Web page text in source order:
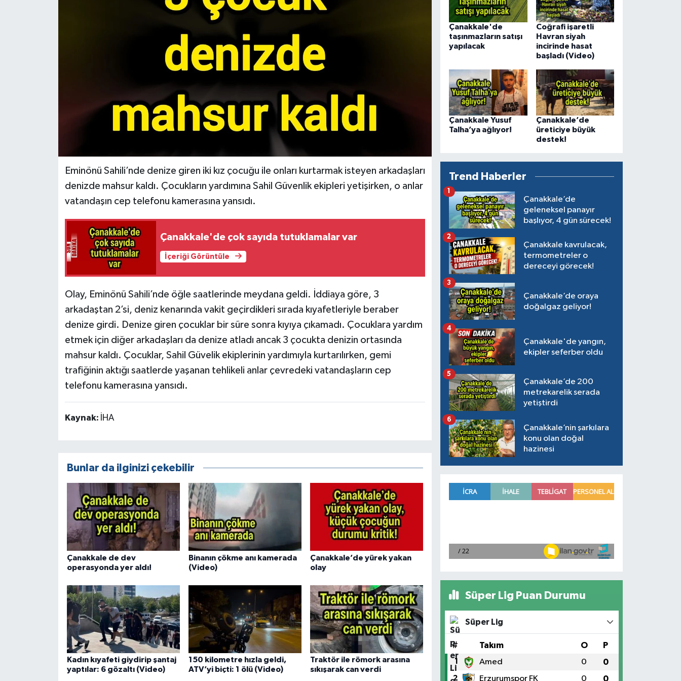
Eminönü Sahili’nde denize giren iki kız çocuğu ile onları kurtarmak isteyen arkadaşları
denizde mahsur kaldı. Çocukların yardımına Sahil Güvenlik ekipleri yetişirken, o anlar
vatandaşın cep telefonu kamerasına yansıdı.
Çanakkale'de çok sayıda tutuklamalar var
İçeriği Görüntüle
Olay, Eminönü Sahili’nde öğle saatlerinde meydana geldi. İddiaya göre, 3
arkadaştan 2’si, deniz kenarında vakit geçirdikleri sırada kıyafetleriyle beraber
denize girdi. Denize giren çocuklar bir süre sonra kıyıya çıkamadı. Çocuklara yardım
etmek için diğer arkadaşları da denize atladı ancak 3 çocukta denizin ortasında
mahsur kaldı. Çocuklar, Sahil Güvelik ekiplerinin yardımıyla kurtarılırken, gemi
trafiğinin aktığı saatlerde yaşanan tehlikeli anlar çevredeki vatandaşların cep
telefonu kamerasına yansıdı.
Kaynak: İHA
Bunlar da ilginizi çekebilir
Çanakkale de dev
operasyonda yer aldı!
Binanın çökme anı kamerada
(Video)
Çanakkale’de yürek yakan
olay
Kadın kıyafeti giydirip şantaj
yaptılar: 6 gözaltı (Video)
150 kilometre hızla geldi,
ATV’yi biçti: 1 ölü (Video)
Traktör ile römork arasına
sıkışarak can verdi
Çanakkale'de
taşınmazların satışı
yapılacak
Coğrafi işaretli
Havran siyah
incirinde hasat
başladı (Video)
Çanakkale Yusuf
Talha’ya ağlıyor!
Çanakkale’de
üreticiye büyük
destek!
Trend Haberler
Çanakkale’de
geleneksel panayır
başlıyor, 4 gün sürecek!
1
Çanakkale kavrulacak,
termometreler o
dereceyi görecek!
2
Çanakkale’de oraya
doğalgaz geliyor!
3
Çanakkale'de yangın,
ekipler seferber oldu
4
Çanakkale’de 200
metrekarelik serada
yetiştirdi
5
Çanakkale’nin şarkılara
konu olan doğal
hazinesi
6
Süper Lig Puan Durumu
Süper Lig
# Takım O P
1 Amed 0 0
2 Erzurumspor FK 0 0